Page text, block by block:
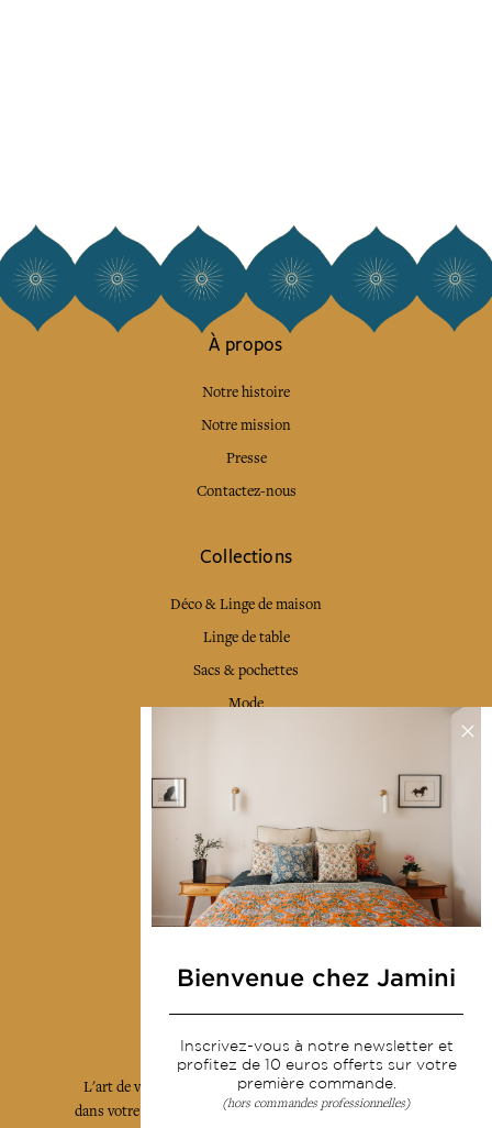
À propos
Notre histoire
Notre mission
Presse
Contactez-nous
Collections
Déco & Linge de maison
Linge de table
Sacs & pochettes
Mode
Livraison & retour
CGV
Devenir revendeur
Notre communauté
L'art de vivre JAMINI raconté avec poésie et élégance
dans votre boîte mail. Inscrivez vous à notre newsletter
Bienvenue chez Jamini
Inscrivez-vous à notre newsletter et
profitez de 10 euros offerts sur votre
première commande.
(hors commandes professionnelles)